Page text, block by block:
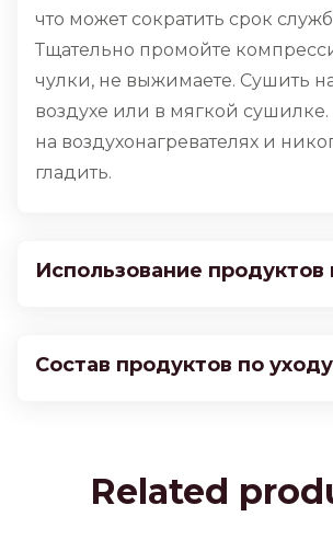
что может сократить срок
Тщательно промойте
чулки, не выжимаете. Сушить
воздухе или в мягкой
на воздухонагревателях и
гладить.
Использование продуктов
Состав продуктов по уходу
Related